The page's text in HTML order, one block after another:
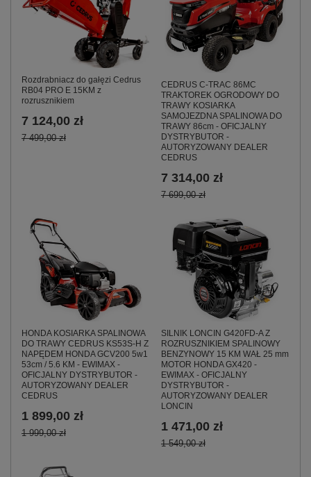
Rozdrabniacz do gałęzi Cedrus
RB04 PRO E 15KM z
rozrusznikiem
7 124,00 zł
7 499,00 zł
CEDRUS C-TRAC 86MC
TRAKTOREK OGRODOWY DO
TRAWY KOSIARKA
SAMOJEZDNA SPALINOWA DO
TRAWY 86cm - OFICJALNY
DYSTRYBUTOR -
AUTORYZOWANY DEALER
CEDRUS
7 314,00 zł
7 699,00 zł
HONDA KOSIARKA SPALINOWA
DO TRAWY CEDRUS KS53S-H Z
NAPĘDEM HONDA GCV200 5w1
53cm / 5.6 KM - EWIMAX -
OFICJALNY DYSTRYBUTOR -
AUTORYZOWANY DEALER
CEDRUS
1 899,00 zł
1 999,00 zł
SILNIK LONCIN G420FD-A Z
ROZRUSZNIKIEM SPALINOWY
BENZYNOWY 15 KM WAŁ 25 mm
MOTOR HONDA GX420 -
EWIMAX - OFICJALNY
DYSTRYBUTOR -
AUTORYZOWANY DEALER
LONCIN
1 471,00 zł
1 549,00 zł